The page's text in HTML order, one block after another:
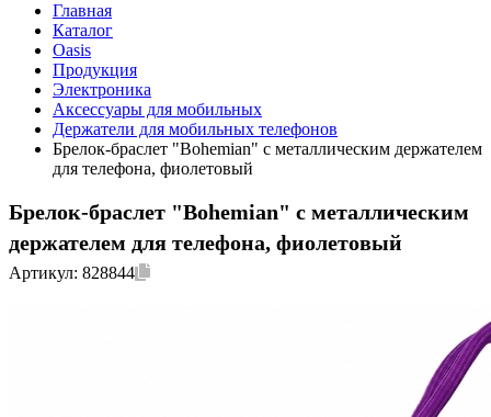
Главная
Каталог
Oasis
Продукция
Электроника
Аксессуары для мобильных
Держатели для мобильных телефонов
Брелок-браслет "Bohemian" c металлическим держателем
для телефона, фиолетовый
Брелок-браслет "Bohemian" c металлическим
держателем для телефона, фиолетовый
Артикул: 828844